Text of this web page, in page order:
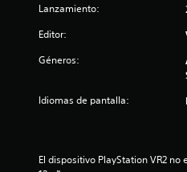
Lanzamiento:
Editor:
Géneros:
Idiomas de pantalla:
El dispositivo PlayStation VR2